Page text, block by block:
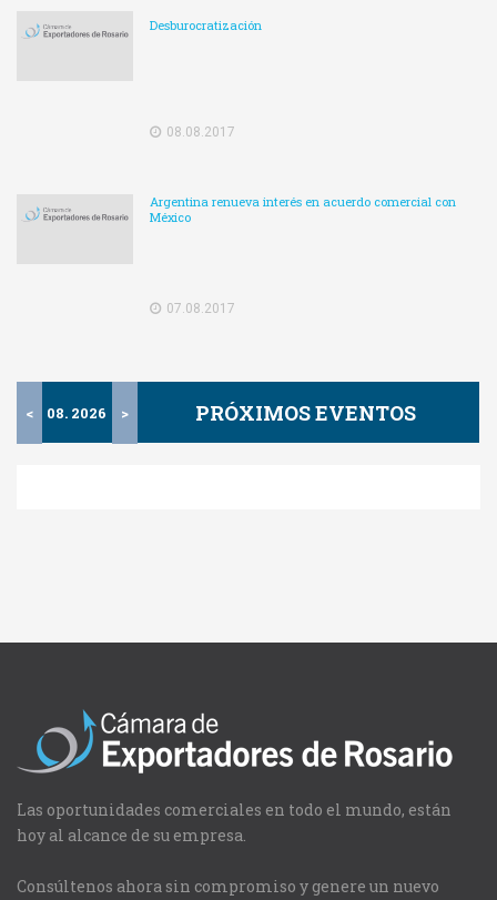
Desburocratización
08.08.2017
Argentina renueva interés en acuerdo comercial con
México
07.08.2017
< 08. 2026 > PRÓXIMOS EVENTOS
Las oportunidades comerciales en todo el mundo, están
hoy al alcance de su empresa.
Consúltenos ahora sin compromiso y genere un nuevo